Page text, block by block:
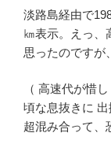
淡路島経由で
㎞表示。えっ、
思ったのですが、
（ 高速代が惜
頃な息抜きに
超混み合って、